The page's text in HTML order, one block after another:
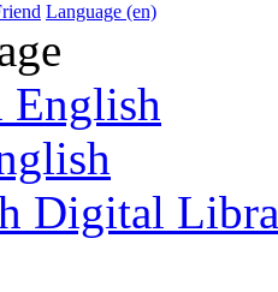
Language (en)
English
Digital